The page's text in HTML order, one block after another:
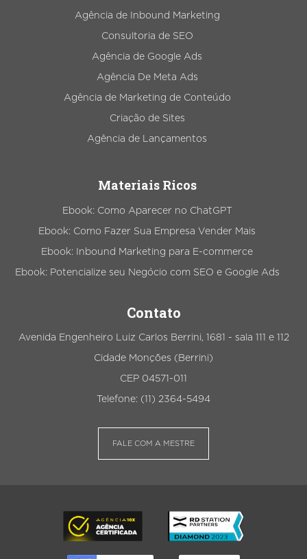
Agência de Inbound Marketing
Consultoria de SEO
Agência de Google Ads
Agência De Meta Ads
Agência de Marketing de Conteúdo
Criação de Sites
Agência de Lançamentos
Materiais Ricos
Ebook: Como Aparecer no ChatGPT
Ebook: Como Fazer Sua Empresa Vender Mais
Ebook: Inbound Marketing para E-commerce
Ebook: Potencialize seu Negócio com SEO e Google Ads
Contato
Avenida Engenheiro Luiz Carlos Berrini, 1681 - sala 111 e 112
Cidade Monções (Berrini)
CEP 04571-011
Telefone: (11) 2364-5494
FALE COM A MESTRE